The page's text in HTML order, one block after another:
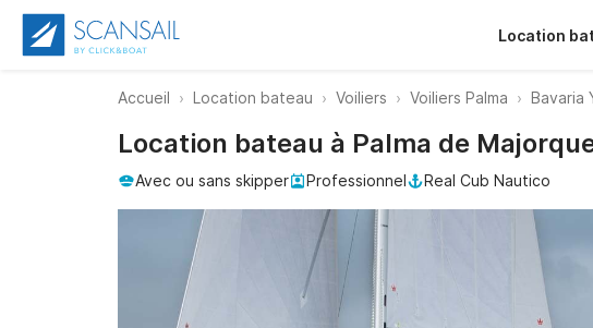
Location
Accueil Location bateau Voiliers Voiliers Palma Bavaria
Location bateau à Palma de
Avec ou sans skipper Professionnel Real Cub Nautico